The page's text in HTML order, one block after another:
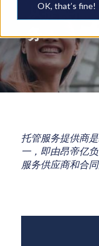
OK, that’s fine!
从提供
务
托管服务提供商
一，即由昂帝亿
服务供应商和合同